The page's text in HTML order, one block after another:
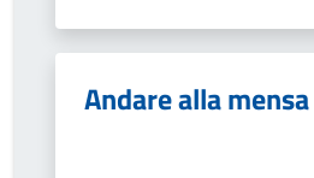
Andare alla